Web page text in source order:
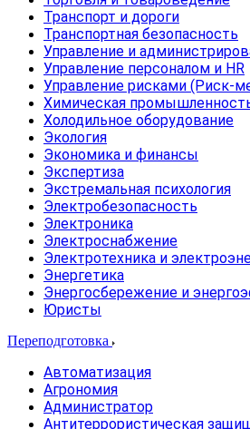
Транспорт и дороги
Транспортная безопасность
Управление и
Управление персоналом и HR
Управление рисками (Риск-
Химическая
Холодильное оборудование
Экология
Экономика и финансы
Экспертиза
Экстремальная психология
Электробезопасность
Электроника
Электроснабжение
Электротехника и
Энергетика
Энергосбережение и
Юристы
Переподготовка
Автоматизация
Агрономия
Администратор
Антитеррористическая